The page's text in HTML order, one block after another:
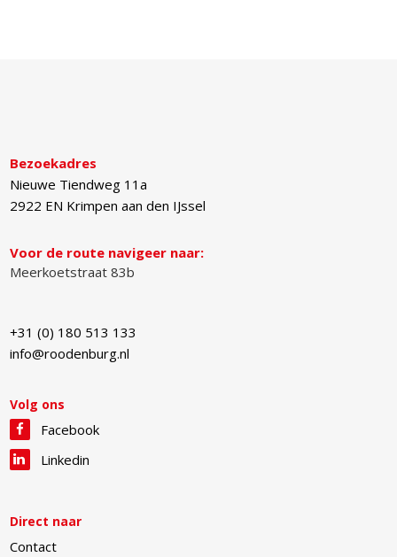
Bezoekadres
Nieuwe Tiendweg 11a
2922 EN Krimpen aan den IJssel
Voor de route navigeer naar:
Meerkoetstraat 83b
+31 (0) 180 513 133
info@roodenburg.nl
Volg ons
Facebook
Linkedin
Direct naar
Contact